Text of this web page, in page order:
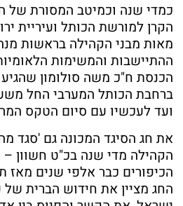
כמדי שנה וכמיטב המסורת של
הקרן למורשת הכותל ועיריית
מאות מבני הקהילה בראשות
ההתיישבות והמשימות
הכנסת ח"כ משה סולומון
ברחבת הכותל המערבי החל
ועד לעכשיו עם סיום הטקס
את חג הסיגד המכונה גם 'סגד
הכיפורים כבר אלפי שנים מאז
החג מציין את חידוש הברית